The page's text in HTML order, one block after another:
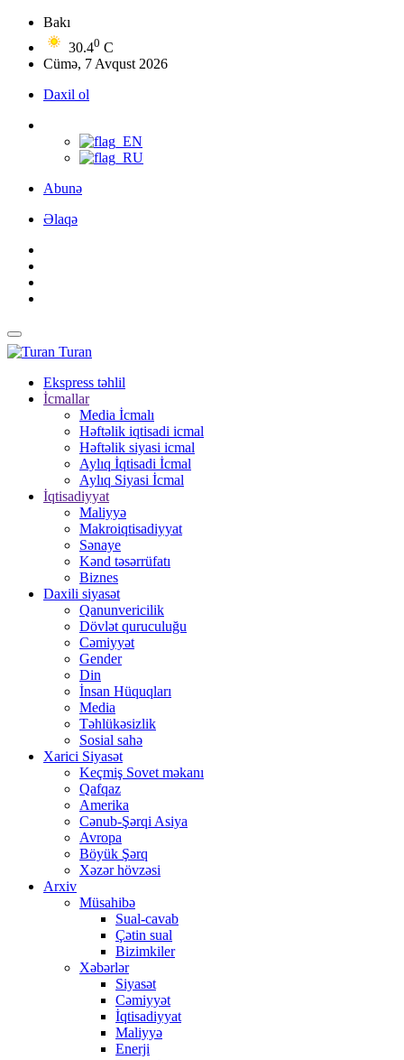
Bakı
30.40 C
Cümə, 7 Avqust 2026
Daxil ol
Abunə
Əlaqə
Turan
Ekspress təhlil
İcmallar
Media İcmalı
Həftəlik iqtisadi icmal
Həftəlik siyasi icmal
Aylıq İqtisadi İcmal
Aylıq Siyasi İcmal
İqtisadiyyat
Maliyyə
Makroiqtisadiyyat
Sənaye
Kənd təsərrüfatı
Biznes
Daxili siyasət
Qanunvericilik
Dövlət quruculuğu
Cəmiyyət
Gender
Din
İnsan Hüquqları
Media
Təhlükəsizlik
Sosial sahə
Xarici Siyasət
Keçmiş Sovet məkanı
Qafqaz
Amerika
Cənub-Şərqi Asiya
Avropa
Böyük Şərq
Xəzər hövzəsi
Arxiv
Müsahibə
Sual-cavab
Çətin sual
Bizimkiler
Xəbərlər
Siyasət
Cəmiyyət
İqtisadiyyat
Maliyyə
Enerji